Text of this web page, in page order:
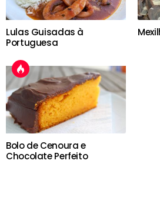
Lulas Guisadas à
Portuguesa
Bolo de Cenoura e
Chocolate Perfeito